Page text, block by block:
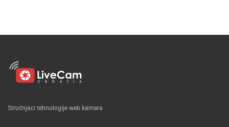
Stručnjaci tehnologije web kamera